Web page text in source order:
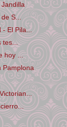
S...
- El Pila...
tes...
hoy ...
Pamplona